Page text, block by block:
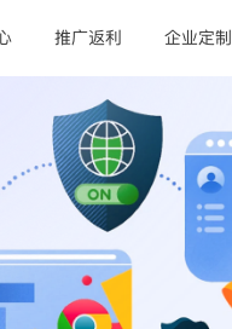
推广返利 企业定制